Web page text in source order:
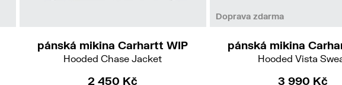
pánská mikina Carhartt WIP
Hooded Chase Jacket
2 450 Kč
Doprava zdarmaXS
pánská mikina
Hooded Vista
3 990 Kč